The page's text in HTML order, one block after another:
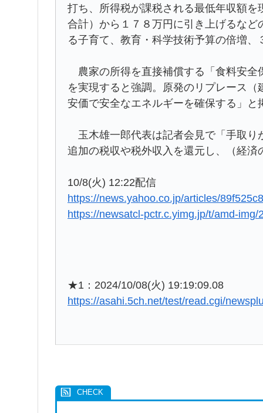
打ち、所得税が課税される最低年収額
合計）から１７８万円に引き上げるな
る子育て、教育・科学技術予算の倍増
農家の所得を直接補償する「食料安全
を実現すると強調。原発のリプレース
安価で安全なエネルギーを確保する」と
玉木雄一郎代表は記者会見で「手取り
追加の税収や税外収入を還元し、（経
10/8(火) 12:22配信
https://news.yahoo.co.jp/articles/
https://newsatcl-pctr.c.yimg.jp/t/amd-
★1：2024/10/08(火) 19:19:09.08
https://asahi.5ch.net/test/read.cgi/